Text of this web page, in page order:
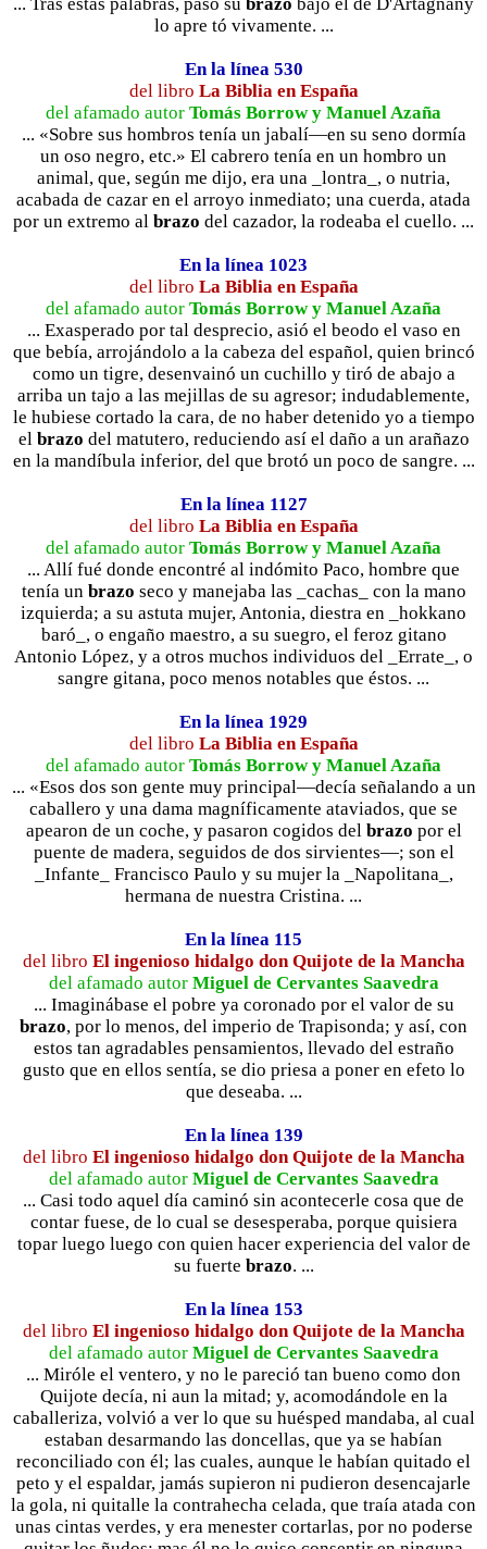
lo apre tó vivamente. ...
En la línea 530
del libro La Biblia en España
del afamado autor Tomás Borrow y Manuel Azaña
... «Sobre sus hombros tenía un jabalí—en su seno dormía
un oso negro, etc.» El cabrero tenía en un hombro un
animal, que, según me dijo, era una _lontra_, o nutria,
acabada de cazar en el arroyo inmediato; una cuerda, atada
por un extremo al brazo del cazador, la rodeaba el cuello. ...
En la línea 1023
del libro La Biblia en España
del afamado autor Tomás Borrow y Manuel Azaña
... Exasperado por tal desprecio, asió el beodo el vaso en
que bebía, arrojándolo a la cabeza del español, quien brincó
como un tigre, desenvainó un cuchillo y tiró de abajo a
arriba un tajo a las mejillas de su agresor; indudablemente,
le hubiese cortado la cara, de no haber detenido yo a tiempo
el brazo del matutero, reduciendo así el daño a un arañazo
en la mandíbula inferior, del que brotó un poco de sangre. ...
En la línea 1127
del libro La Biblia en España
del afamado autor Tomás Borrow y Manuel Azaña
... Allí fué donde encontré al indómito Paco, hombre que
tenía un brazo seco y manejaba las _cachas_ con la mano
izquierda; a su astuta mujer, Antonia, diestra en _hokkano
baró_, o engaño maestro, a su suegro, el feroz gitano
Antonio López, y a otros muchos individuos del _Errate_, o
sangre gitana, poco menos notables que éstos. ...
En la línea 1929
del libro La Biblia en España
del afamado autor Tomás Borrow y Manuel Azaña
... «Esos dos son gente muy principal—decía señalando a un
caballero y una dama magníficamente ataviados, que se
apearon de un coche, y pasaron cogidos del brazo por el
puente de madera, seguidos de dos sirvientes—; son el
_Infante_ Francisco Paulo y su mujer la _Napolitana_,
hermana de nuestra Cristina. ...
En la línea 115
del libro El ingenioso hidalgo don Quijote de la Mancha
del afamado autor Miguel de Cervantes Saavedra
... Imaginábase el pobre ya coronado por el valor de su
brazo, por lo menos, del imperio de Trapisonda; y así, con
estos tan agradables pensamientos, llevado del estraño
gusto que en ellos sentía, se dio priesa a poner en efeto lo
que deseaba. ...
En la línea 139
del libro El ingenioso hidalgo don Quijote de la Mancha
del afamado autor Miguel de Cervantes Saavedra
... Casi todo aquel día caminó sin acontecerle cosa que de
contar fuese, de lo cual se desesperaba, porque quisiera
topar luego luego con quien hacer experiencia del valor de
su fuerte brazo. ...
En la línea 153
del libro El ingenioso hidalgo don Quijote de la Mancha
del afamado autor Miguel de Cervantes Saavedra
... Miróle el ventero, y no le pareció tan bueno como don
Quijote decía, ni aun la mitad; y, acomodándole en la
caballeriza, volvió a ver lo que su huésped mandaba, al cual
estaban desarmando las doncellas, que ya se habían
reconciliado con él; las cuales, aunque le habían quitado el
peto y el espaldar, jamás supieron ni pudieron desencajarle
la gola, ni quitalle la contrahecha celada, que traía atada con
unas cintas verdes, y era menester cortarlas, por no poderse